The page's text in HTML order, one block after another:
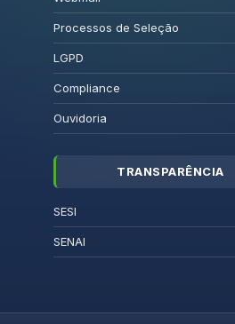
Processos de Seleção
LGPD
Compliance
Ouvidoria
TRANSPARÊNCIA
SESI
SENAI